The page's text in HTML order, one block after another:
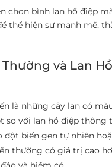
chọn bình lan hồ điệp
thể hiện sự mạnh mẽ,
và Lan
là những cây lan có
so với lan hồ điệp thông
đột biến gen tự nhiên
thường có giá trị cao